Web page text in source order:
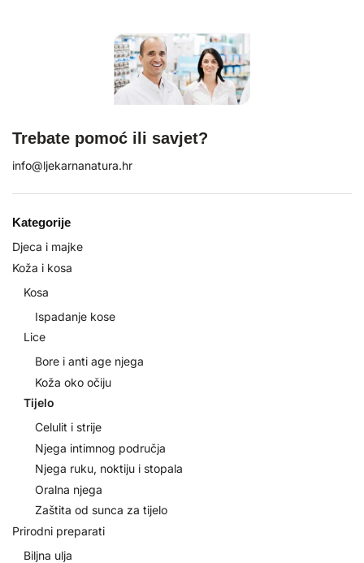
Trebate pomoć ili savjet?
info@ljekarnanatura.hr
Kategorije
Djeca i majke
Koža i kosa
Kosa
Ispadanje kose
Lice
Bore i anti age njega
Koža oko očiju
Tijelo
Celulit i strije
Njega intimnog područja
Njega ruku, noktiju i stopala
Oralna njega
Zaštita od sunca za tijelo
Prirodni preparati
Biljna ulja